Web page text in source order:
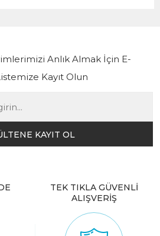
Anlık Almak İçin E-
Kayıt Olun
KAYIT OL
TEK TIKLA GÜVENLİ
ALIŞVERİŞ